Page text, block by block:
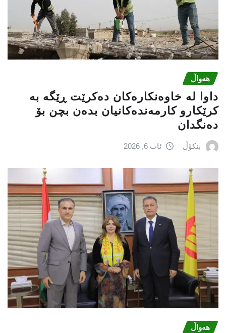
هەواڵ
داوا لە خاوەنکارەکان دەکرێت ڕێگە بە
کرێکارو کارمەندەکانیان بدەن بچن بۆ
دەنگدان
بنکۆڵ ئاب 6, 2026
هەواڵ